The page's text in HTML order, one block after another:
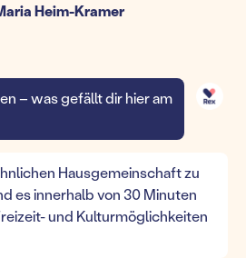
Heim-Kramer
– was gefällt dir hier am
Hausgemeinschaft zu
es innerhalb von 30 Minuten
und Kulturmöglichkeiten